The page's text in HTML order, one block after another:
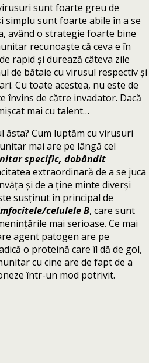
sunt foarte greu de
simplu sunt foarte abile în a se
având o strategie foarte bine
recunoaște că ceva e în
rapid și durează câteva zile
de bătaie cu virusul respectiv și
Cu toate acestea, nu este de
învins de către invadator. Dacă
mai cu talent…
ăsta? Cum luptăm cu virusuri
mai are pe lângă cel
specific, dobândit
extraordinară de a se juca
și de a ține minte diverși
susținut în principal de
celulele B, care sunt
mai serioase. Ce mai
agent patogen are pe
o proteină care îl dă de gol,
cu cine are de fapt de a
într-un mod potrivit.